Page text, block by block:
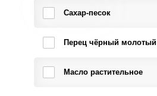
Сахар-песок
Перец чёрный молотый
Масло растительное